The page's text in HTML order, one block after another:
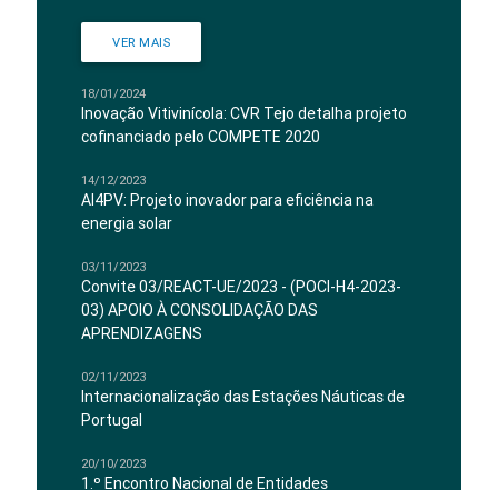
VER MAIS
18/01/2024
Inovação Vitivinícola: CVR Tejo detalha projeto
cofinanciado pelo COMPETE 2020
14/12/2023
AI4PV: Projeto inovador para eficiência na
energia solar
03/11/2023
Convite 03/REACT-UE/2023 - (POCI-H4-2023-
03) APOIO À CONSOLIDAÇÃO DAS
APRENDIZAGENS
02/11/2023
Internacionalização das Estações Náuticas de
Portugal
20/10/2023
1.º Encontro Nacional de Entidades